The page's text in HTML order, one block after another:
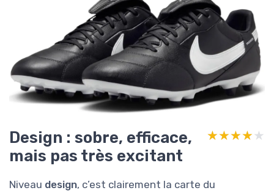
Design : sobre, efficace,
mais pas très excitant
★★★★★
★★★★★
Niveau design, c’est clairement la carte du